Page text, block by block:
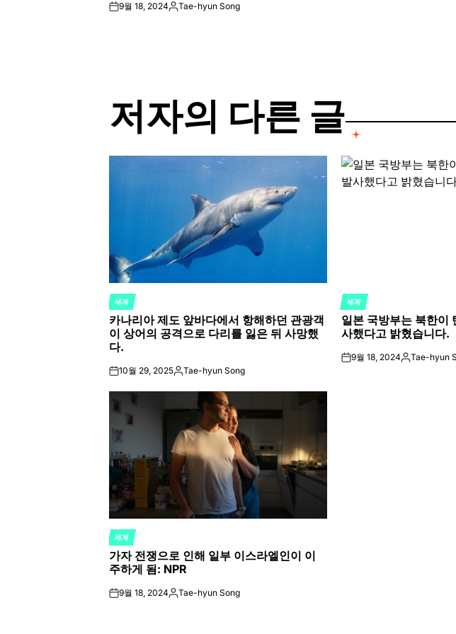
on9월 18, 2024Posted
Tae-hyun Song
저자의 다른 글
POSTED
IN
세계
카나리아 제도 앞바다에서 항해하던 관광객
이 상어의 공격으로 다리를 잃은 뒤 사망했
다.
on10월 29, 2025Posted
Tae-hyun Song
POSTED
IN
세계
일본 국방부는 북한이
사했다고 밝혔습니다.
on9월 18, 2024Posted
Tae-hyun
POSTED
IN
세계
가자 전쟁으로 인해 일부 이스라엘인이 이
주하게 됨: NPR
on9월 18, 2024Posted
Tae-hyun Song